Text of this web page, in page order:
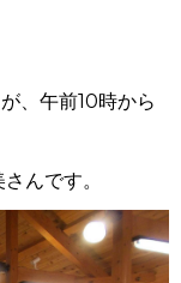
、午前10時から
んです。